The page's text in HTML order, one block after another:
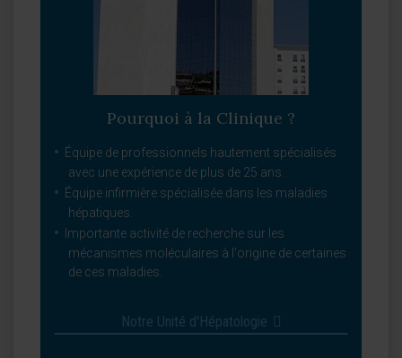
Pourquoi à la Clinique ?
Équipe de professionnels hautement spécialisés
avec une expérience de plus de 25 ans.
Équipe infirmière spécialisée dans les maladies
hépatiques.
Importante activité de recherche sur les
mécanismes moléculaires à l'origine de certaines
de ces maladies.
Notre Unité d'Hépatologie